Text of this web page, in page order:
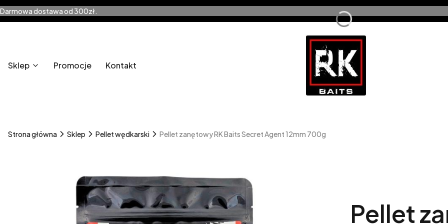
Darmowa dostawa od 300zł.
Sklep Promocje Kontakt
Strona główna Sklep Pellet wędkarski Pellet zanętowy RK Baits Secret Agent 12mm 700g
Pellet